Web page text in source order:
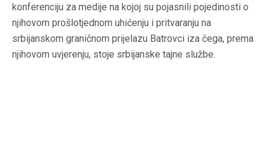
konferenciju za medije na kojoj su pojasnili pojedinosti o
njihovom prošlotjednom uhićenju i pritvaranju na
srbijanskom graničnom prijelazu Batrovci iza čega, prema
njihovom uvjerenju, stoje srbijanske tajne službe.